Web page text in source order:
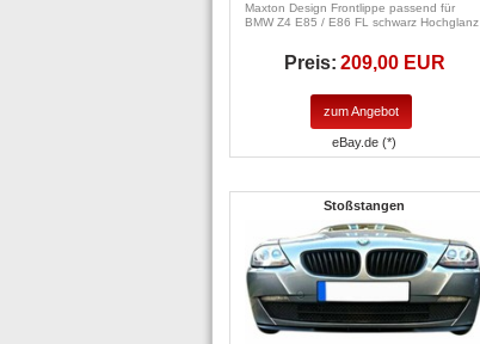
Maxton Design Frontlippe passend für
BMW Z4 E85 / E86 FL schwarz Hochglanz
Preis: 209,00 EUR
zum Angebot
eBay.de (*)
Stoßstangen